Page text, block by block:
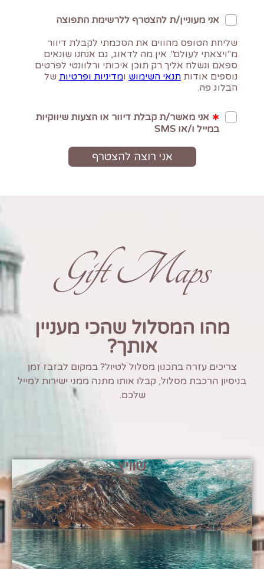
Gift Maps
מהו המסלול שהכי מעניין
אותך?
צריכים עזרה בתכנון מסלול לטיול? במקום לבזבז זמן
בניסיון הרכבת מסלול, קבלו אותו מתנה ממני ישירות למייל
שלכם.
שוויץ